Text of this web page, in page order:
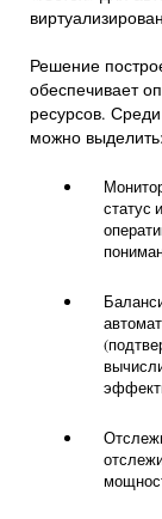
Решение
обеспечивает
ресурсов.
можно выделить:
статус